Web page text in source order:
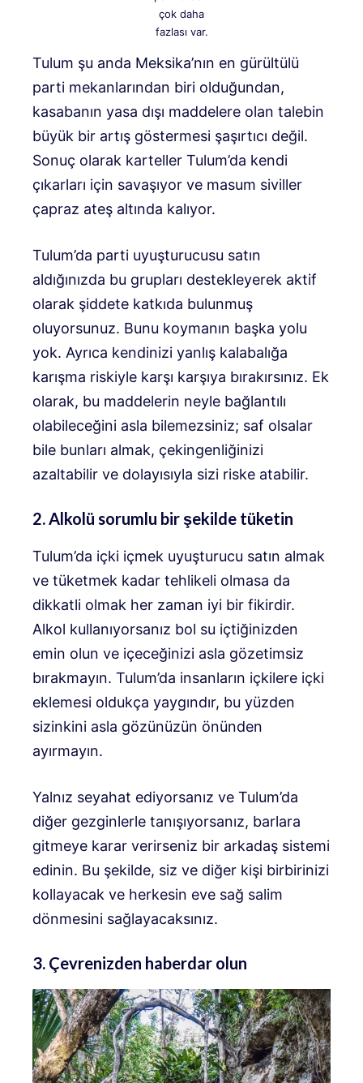
çok daha
fazlası var.
Tulum şu anda Meksika’nın en gürültülü
parti mekanlarından biri olduğundan,
kasabanın yasa dışı maddelere olan talebin
büyük bir artış göstermesi şaşırtıcı değil.
Sonuç olarak karteller Tulum’da kendi
çıkarları için savaşıyor ve masum siviller
çapraz ateş altında kalıyor.
Tulum’da parti uyuşturucusu satın
aldığınızda bu grupları destekleyerek aktif
olarak şiddete katkıda bulunmuş
oluyorsunuz. Bunu koymanın başka yolu
yok. Ayrıca kendinizi yanlış kalabalığa
karışma riskiyle karşı karşıya bırakırsınız. Ek
olarak, bu maddelerin neyle bağlantılı
olabileceğini asla bilemezsiniz; saf olsalar
bile bunları almak, çekingenliğinizi
azaltabilir ve dolayısıyla sizi riske atabilir.
2. Alkolü sorumlu bir şekilde tüketin
Tulum’da içki içmek uyuşturucu satın almak
ve tüketmek kadar tehlikeli olmasa da
dikkatli olmak her zaman iyi bir fikirdir.
Alkol kullanıyorsanız bol su içtiğinizden
emin olun ve içeceğinizi asla gözetimsiz
bırakmayın. Tulum’da insanların içkilere içki
eklemesi oldukça yaygındır, bu yüzden
sizinkini asla gözünüzün önünden
ayırmayın.
Yalnız seyahat ediyorsanız ve Tulum’da
diğer gezginlerle tanışıyorsanız, barlara
gitmeye karar verirseniz bir arkadaş sistemi
edinin. Bu şekilde, siz ve diğer kişi birbirinizi
kollayacak ve herkesin eve sağ salim
dönmesini sağlayacaksınız.
3. Çevrenizden haberdar olun